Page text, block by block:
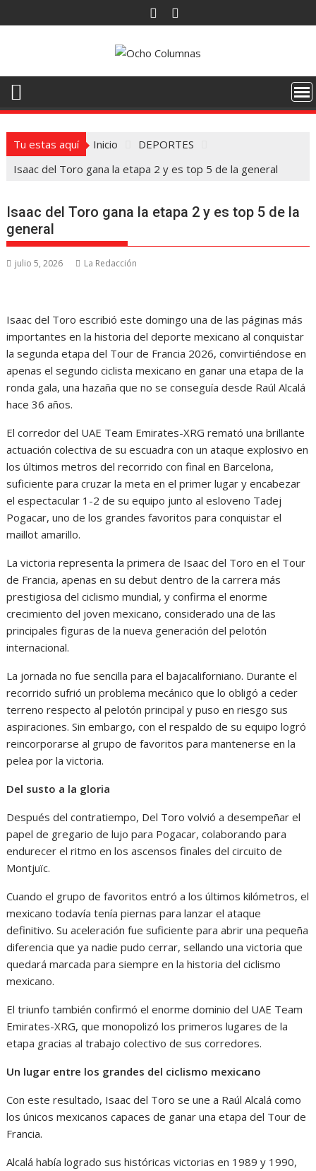
al
Tu estas aquí Inicio
DEPORTES
Isaac del Toro gana la etapa 2 y es top 5 de la general
Isaac del Toro gana la etapa 2 y es top 5 de la
general
julio 5, 2026 La Redacción
Isaac del Toro escribió este domingo una de las páginas más
importantes en la historia del deporte mexicano al conquistar
la segunda etapa del Tour de Francia 2026, convirtiéndose en
apenas el segundo ciclista mexicano en ganar una etapa de la
ronda gala, una hazaña que no se conseguía desde Raúl Alcalá
hace 36 años.
El corredor del UAE Team Emirates-XRG remató una brillante
actuación colectiva de su escuadra con un ataque explosivo en
los últimos metros del recorrido con final en Barcelona,
suficiente para cruzar la meta en el primer lugar y encabezar
el espectacular 1-2 de su equipo junto al esloveno Tadej
Pogacar, uno de los grandes favoritos para conquistar el
maillot amarillo.
La victoria representa la primera de Isaac del Toro en el Tour
de Francia, apenas en su debut dentro de la carrera más
prestigiosa del ciclismo mundial, y confirma el enorme
crecimiento del joven mexicano, considerado una de las
principales figuras de la nueva generación del pelotón
internacional.
La jornada no fue sencilla para el bajacaliforniano. Durante el
recorrido sufrió un problema mecánico que lo obligó a ceder
terreno respecto al pelotón principal y puso en riesgo sus
aspiraciones. Sin embargo, con el respaldo de su equipo logró
reincorporarse al grupo de favoritos para mantenerse en la
pelea por la victoria.
Del susto a la gloria
Después del contratiempo, Del Toro volvió a desempeñar el
papel de gregario de lujo para Pogacar, colaborando para
endurecer el ritmo en los ascensos finales del circuito de
Montjuïc.
Cuando el grupo de favoritos entró a los últimos kilómetros, el
mexicano todavía tenía piernas para lanzar el ataque
definitivo. Su aceleración fue suficiente para abrir una pequeña
diferencia que ya nadie pudo cerrar, sellando una victoria que
quedará marcada para siempre en la historia del ciclismo
mexicano.
El triunfo también confirmó el enorme dominio del UAE Team
Emirates-XRG, que monopolizó los primeros lugares de la
etapa gracias al trabajo colectivo de sus corredores.
Un lugar entre los grandes del ciclismo mexicano
Con este resultado, Isaac del Toro se une a Raúl Alcalá como
los únicos mexicanos capaces de ganar una etapa del Tour de
Francia.
Alcalá había logrado sus históricas victorias en 1989 y 1990,